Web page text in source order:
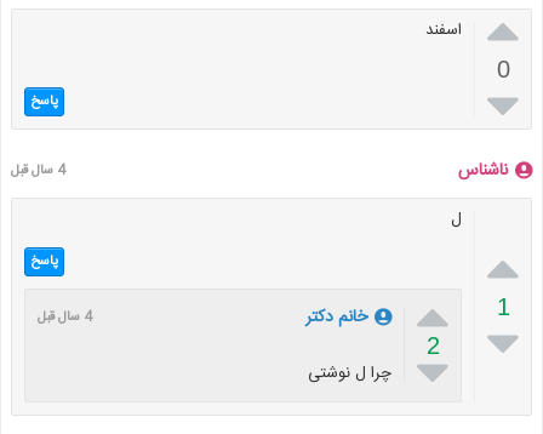

0

اسفند
پاسخ
ناشناس 4 سال قبل

1

ل
پاسخ

2

خانم دکتر 4 سال قبل
چرا ل نوشتی